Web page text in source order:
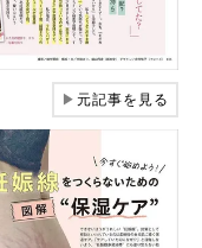
▶元記事を見る